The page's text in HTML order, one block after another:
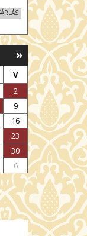
»
V
2
9
16
23
30
6